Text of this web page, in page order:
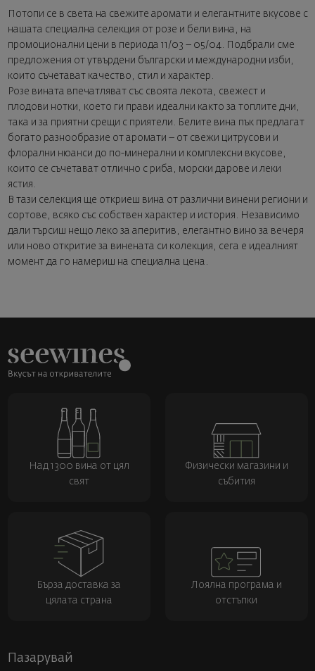
Потопи се в света на свежите аромати и елегантните вкусове с
нашата специална селекция от розе и бели вина, на
промоционални цени в периода 11/03 – 05/04. Подбрали сме
предложения от утвърдени български и международни изби,
които съчетават качество, стил и характер.
Розе вината впечатляват със своята лекота, свежест и
плодови нотки, което ги прави идеални както за топлите дни,
така и за приятни срещи с приятели. Белите вина пък предлагат
богато разнообразие от аромати – от свежи цитрусови и
флорални нюанси до по-минерални и комплексни вкусове,
които се съчетават отлично с риба, морски дарове и леки
ястия.
В тази селекция ще откриеш вина от различни винени региони и
сортове, всяко със собствен характер и история. Независимо
дали търсиш нещо леко за аперитив, елегантно вино за вечеря
или ново откритие за винената си колекция, сега е идеалният
момент да го намериш на специална цена.
Над 1300 вина от цял
свят
Физически магазини и
събития
Бърза доставка за
цялата страна
Лоялна програма и
отстъпки
Пазарувай